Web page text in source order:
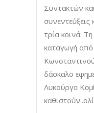
Συντακτών
τρία κοινά.
καταγωγή από
δάσκαλο
Λυκούργο